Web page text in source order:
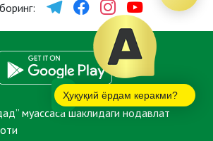
муассаса шаклидаги нодавлат
Ҳуқуқий ёрдам керакми?